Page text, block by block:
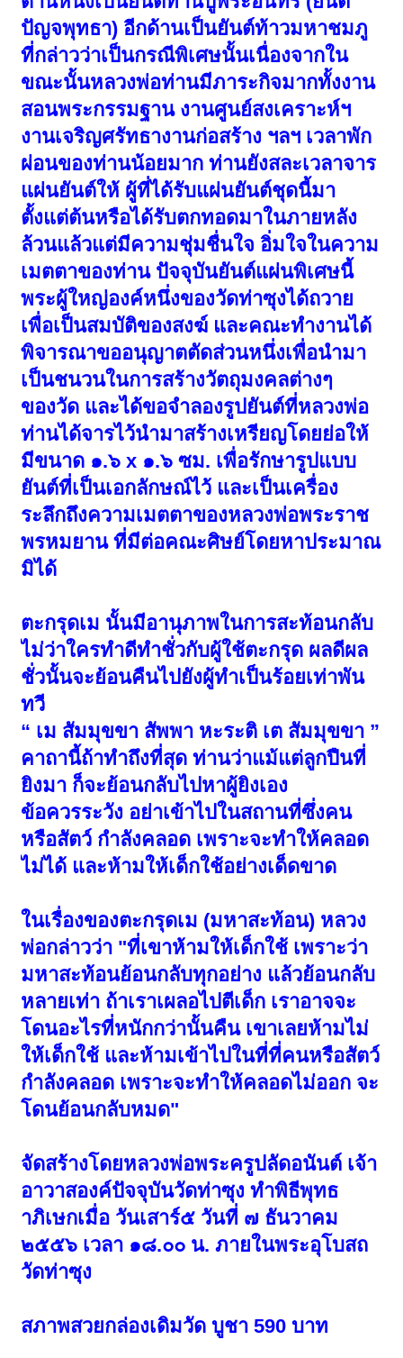
ปัญจพุทธา) อีกด้านเป็นยันต์ท้าวมหาชมภู
ที่กล่าวว่าเป็นกรณีพิเศษนั้นเนื่องจากใน
ขณะนั้นหลวงพ่อท่านมีภาระกิจมากทั้งงาน
สอนพระกรรมฐาน งานศูนย์สงเคราะห์ฯ
งานเจริญศรัทธางานก่อสร้าง ฯลฯ เวลาพัก
ผ่อนของท่านน้อยมาก ท่านยังสละเวลาจาร
แผ่นยันต์ให้ ผู้ที่ได้รับแผ่นยันต์ชุดนี้มา
ตั้งแต่ต้นหรือได้รับตกทอดมาในภายหลัง
ล้วนแล้วแต่มีความชุ่มชื่นใจ อิ่มใจในความ
เมตตาของท่าน ปัจจุบันยันต์แผ่นพิเศษนี้
พระผู้ใหญ่องค์หนึ่งของวัดท่าซุงได้ถวาย
เพื่อเป็นสมบัติของสงฆ์ และคณะทำงานได้
พิจารณาขออนุญาตตัดส่วนหนึ่งเพื่อนำมา
เป็นชนวนในการสร้างวัตถุมงคลต่างๆ
ของวัด และได้ขอจำลองรูปยันต์ที่หลวงพ่อ
ท่านได้จารไว้นำมาสร้างเหรียญโดยย่อให้
มีขนาด ๑.๖ x ๑.๖ ซม. เพื่อรักษารูปแบบ
ยันต์ที่เป็นเอกลักษณ์ไว้ และเป็นเครื่อง
ระลึกถึงความเมตตาของหลวงพ่อพระราช
พรหมยาน ที่มีต่อคณะศิษย์โดยหาประมาณ
มิได้
ตะกรุดเม นั้นมีอานุภาพในการสะท้อนกลับ
ไม่ว่าใครทำดีทำชั่วกับผู้ใช้ตะกรุด ผลดีผล
ชั่วนั้นจะย้อนคืนไปยังผู้ทำเป็นร้อยเท่าพัน
ทวี
“ เม สัมมุขขา สัพพา หะระติ เต สัมมุขขา ”
คาถานี้ถ้าทำถึงที่สุด ท่านว่าแม้แต่ลูกปืนที่
ยิงมา ก็จะย้อนกลับไปหาผู้ยิงเอง
ข้อควรระวัง อย่าเข้าไปในสถานที่ซึ่งคน
หรือสัตว์ กำลังคลอด เพราะจะทำให้คลอด
ไม่ได้ และห้ามให้เด็กใช้อย่างเด็ดขาด
ในเรื่องของตะกรุดเม (มหาสะท้อน) หลวง
พ่อกล่าวว่า "ที่เขาห้ามให้เด็กใช้ เพราะว่า
มหาสะท้อนย้อนกลับทุกอย่าง แล้วย้อนกลับ
หลายเท่า ถ้าเราเผลอไปตีเด็ก เราอาจจะ
โดนอะไรที่หนักกว่านั้นคืน เขาเลยห้ามไม่
ให้เด็กใช้ และห้ามเข้าไปในที่ที่คนหรือสัตว์
กำลังคลอด เพราะจะทำให้คลอดไม่ออก จะ
โดนย้อนกลับหมด"
จัดสร้างโดยหลวงพ่อพระครูปลัดอนันต์ เจ้า
อาวาสองค์ปัจจุบันวัดท่าซุง ทำพิธีพุทธ
าภิเษกเมื่อ วันเสาร์๕ วันที่ ๗ ธันวาคม
๒๕๕๖ เวลา ๑๘.๐๐ น. ภายในพระอุโบสถ
วัดท่าซุง
สภาพสวยกล่องเดิมวัด บูชา 590 บาท